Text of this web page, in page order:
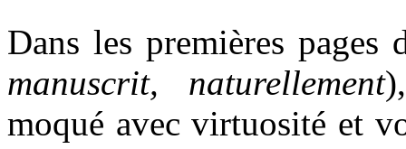
Dans les premières pages
manuscrit, naturellement
moqué avec virtuosité et